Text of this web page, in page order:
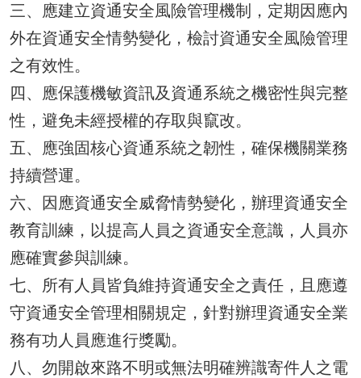
三、應建立資通安全風險管理機制，定期因應內
外在資通安全情勢變化，檢討資通安全風險管理
之有效性。
四、應保護機敏資訊及資通系統之機密性與完整
性，避免未經授權的存取與竄改。
五、應強固核心資通系統之韌性，確保機關業務
持續營運。
六、因應資通安全威脅情勢變化，辦理資通安全
教育訓練，以提高人員之資通安全意識，人員亦
應確實參與訓練。
七、所有人員皆負維持資通安全之責任，且應遵
守資通安全管理相關規定，針對辦理資通安全業
務有功人員應進行獎勵。
八、勿開啟來路不明或無法明確辨識寄件人之電